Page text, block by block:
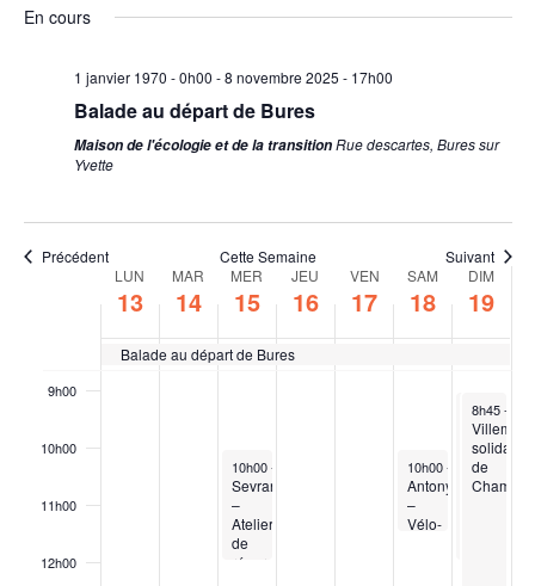
vues
En cours
1 janvier 1970 - 0h00 -8 novembre 2025 - 17h00
Balade au départ de Bures
Maison de l'écologie et de la transitionRue descartes, Bures sur
Yvette
Précédent Cette Semaine Suivant
Semaine
Évènements
LUN
13
MAR
14
MER
15
JEU
16
VEN
17
SAM
18
DIM
19
Balade au départ de Bures
4h00
5h00
6h00
9h00
10h00
11h00
12h00
January 15, 2025
10h00-
Sevran
–
Atelier
de
réparation
January 18, 2025
10h00- 11h30
Antony
–
Vélo-
January
8h45-
Balade
de
janvier
– de
January
8h45-
solidaire
de